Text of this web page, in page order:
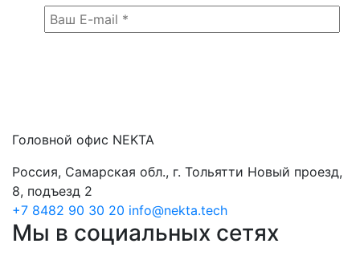
Головной офис NEKTA
Россия, Самарская обл., г. Тольятти Новый проезд,
8, подъезд 2
+7 8482 90 30 20 info@nekta.tech
Мы в социальных сетях